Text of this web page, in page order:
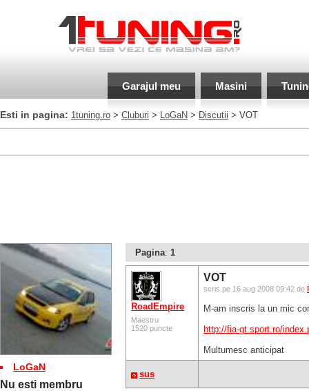
Garajul meu Masini
Esti in pagina: 1tuning.ro > Cluburi > LoGaN > Discutii > VOT
LoGaN
Nu esti membru
Pagina: 1
RoadEmpire
Maestru
1520 puncte
VOT
scris pe 16 aug 2008 09:42 de
M-am inscris la un mic
http://fia-gt.sport.ro/
Multumesc anticipat
sus